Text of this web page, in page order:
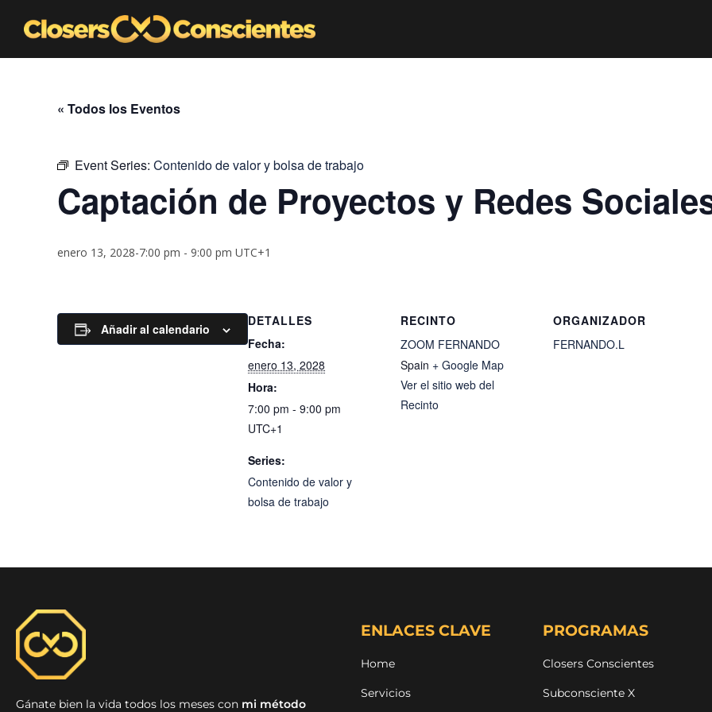
« Todos los Eventos
Event Series: Contenido de valor y bolsa de trabajo
Captación de Proyectos y Redes
enero 13, 2028-7:00 pm - 9:00 pm UTC+1
Añadir al calendario
DETALLES
Fecha:
enero 13, 2028
Hora:
7:00 pm - 9:00 pm
UTC+1
Series:
Contenido de valor y
bolsa de trabajo
RECINTO
ZOOM FERNANDO
Spain + Google Map
Ver el sitio web del
Recinto
ORGANIZADOR
FERNANDO.L
Gánate bien la vida todos los meses con mi método
ENLACES CLAVE
Home
Servicios
PROGRAMAS
Closers Conscientes
Subconsciente X